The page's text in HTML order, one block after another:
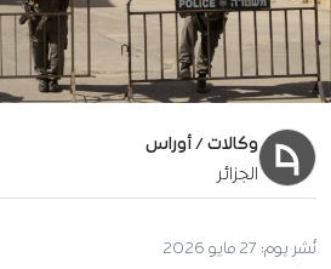
وكالات / أوراس
الجزائر
نُشر يوم: 27 مايو 2026